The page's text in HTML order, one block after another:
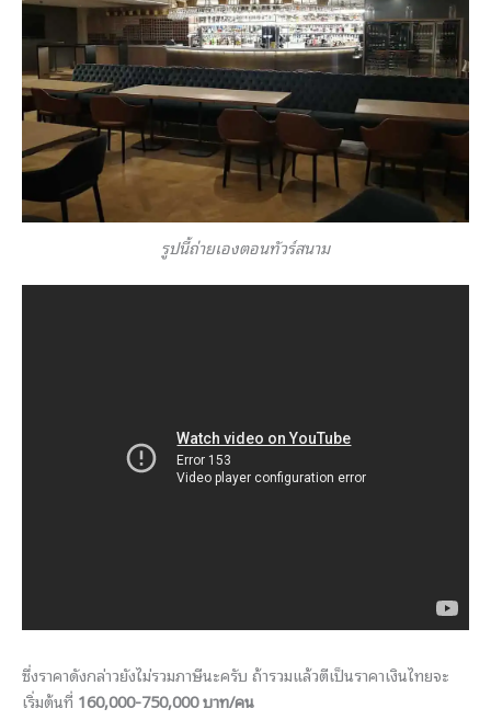
รูปนี้ถ่ายเองตอนทัวร์สนาม
ซึ่งราคาดังกล่าวยังไม่รวมภาษีนะครับ ถ้ารวมแล้วตีเป็นราคาเงินไทยจะ
เริ่มต้นที่ 160,000-750,000 บาท/คน